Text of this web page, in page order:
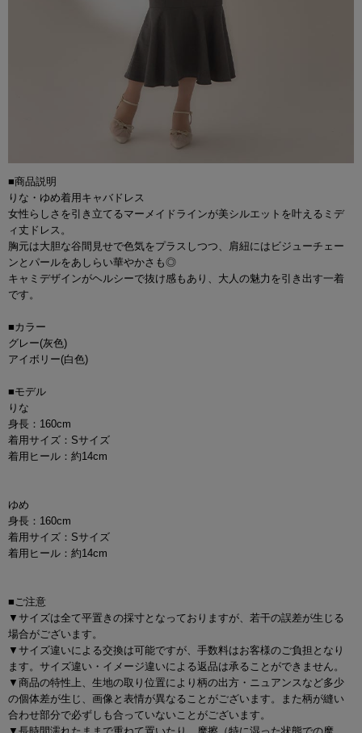
■商品説明
りな・ゆめ着用キャバドレス
女性らしさを引き立てるマーメイドラインが美シルエットを叶えるミデ
ィ丈ドレス。
胸元は大胆な谷間見せで色気をプラスしつつ、肩紐にはビジューチェー
ンとパールをあしらい華やかさも◎
キャミデザインがヘルシーで抜け感もあり、大人の魅力を引き出す一着
です。
■カラー
グレー(灰色)
アイボリー(白色)
■モデル
りな
身長：160cm
着用サイズ：Sサイズ
着用ヒール：約14cm
ゆめ
身長：160cm
着用サイズ：Sサイズ
着用ヒール：約14cm
■ご注意
▼サイズは全て平置きの採寸となっておりますが、若干の誤差が生じる
場合がございます。
▼サイズ違いによる交換は可能ですが、手数料はお客様のご負担となり
ます。サイズ違い・イメージ違いによる返品は承ることができません。
▼商品の特性上、生地の取り位置により柄の出方・ニュアンスなど多少
の個体差が生じ、画像と表情が異なることがございます。また柄が縫い
合わせ部分で必ずしも合っていないことがございます。